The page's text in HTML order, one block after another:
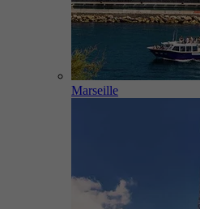
Marseille